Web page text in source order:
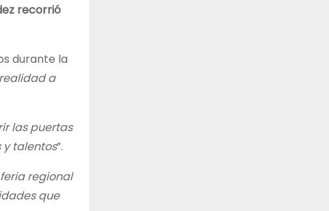
recorrió
durante la
a
las puertas
y talentos”.
regional
que